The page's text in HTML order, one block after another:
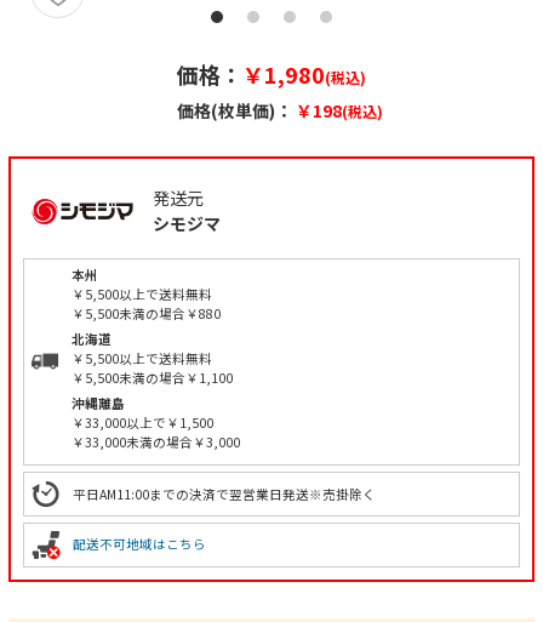
価格： ￥1,980(税込)
価格(枚単価)： ￥198(税込)
発送元
シモジマ
本州
￥5,500以上で送料無料
￥5,500未満の場合￥880
北海道
￥5,500以上で送料無料
￥5,500未満の場合￥1,100
沖縄離島
￥33,000以上で￥1,500
￥33,000未満の場合￥3,000
平日AM11:00までの決済で翌営業日発送※売掛除く
配送不可地域はこちら